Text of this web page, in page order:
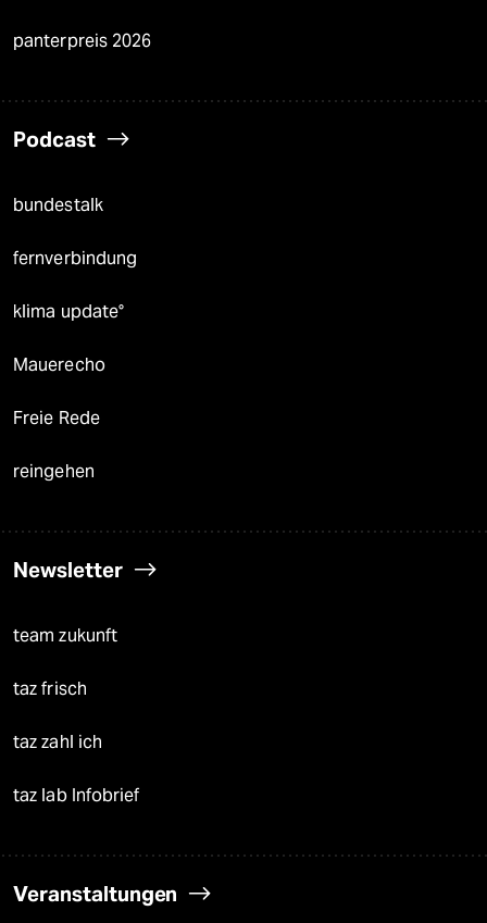
panterpreis 2026
Podcast
bundestalk
fernverbindung
klima update°
Mauerecho
Freie Rede
reingehen
Newsletter
team zukunft
taz frisch
taz zahl ich
taz lab Infobrief
Veranstaltungen